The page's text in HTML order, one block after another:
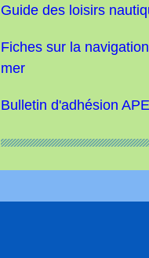
Guide des loisirs
Fiches sur la
mer
Bulletin d'adhésion